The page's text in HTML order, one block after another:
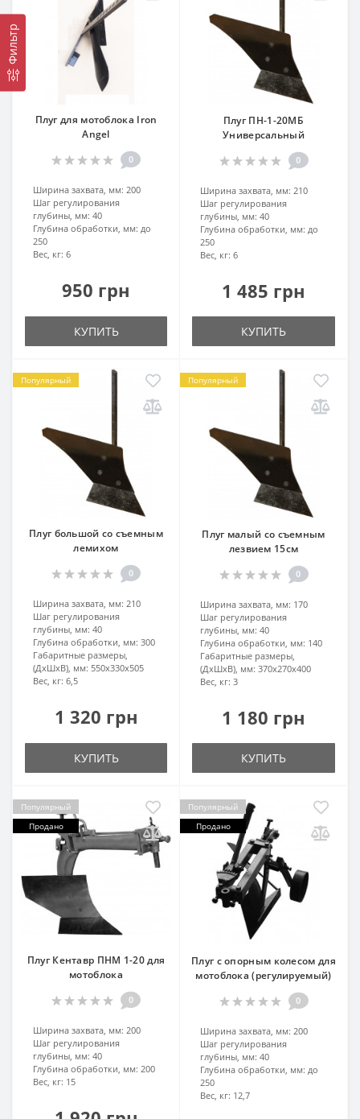
Фильтр
Плуг для мотоблока Iron
Angel
0
Ширина захвата, мм: 200
Шаг регулирования
глубины, мм: 40
Глубина обработки, мм: до
250
Вес, кг: 6
950 грн
КУПИТЬ
Плуг ПН-1-20МБ
Универсальный
0
Ширина захвата, мм: 210
Шаг регулирования
глубины, мм: 40
Глубина обработки, мм: до
250
Вес, кг: 6
1 485 грн
КУПИТЬ
Популярный
Плуг большой со съемным
лемихом
0
Ширина захвата, мм: 210
Шаг регулирования
глубины, мм: 40
Глубина обработки, мм: 300
Габаритные размеры,
(ДхШхВ), мм: 550х330х505
Вес, кг: 6,5
1 320 грн
КУПИТЬ
Популярный
Плуг малый со съемным
лезвием 15см
0
Ширина захвата, мм: 170
Шаг регулирования
глубины, мм: 40
Глубина обработки, мм: 140
Габаритные размеры,
(ДхШхВ), мм: 370х270х400
Вес, кг: 3
1 180 грн
КУПИТЬ
Популярный
Продано
Плуг Кентавр ПНМ 1-20 для
мотоблока
0
Ширина захвата, мм: 200
Шаг регулирования
глубины, мм: 40
Глубина обработки, мм: 200
Вес, кг: 15
Популярный
Продано
Плуг с опорным колесом для
мотоблока (регулируемый)
0
Ширина захвата, мм: 200
Шаг регулирования
глубины, мм: 40
Глубина обработки, мм: до
250
Вес, кг: 12,7